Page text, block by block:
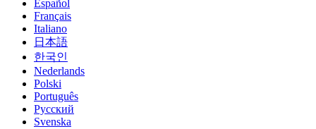
Español
Français
Italiano
日本語
한국인
Nederlands
Polski
Português
Pусский
Svenska